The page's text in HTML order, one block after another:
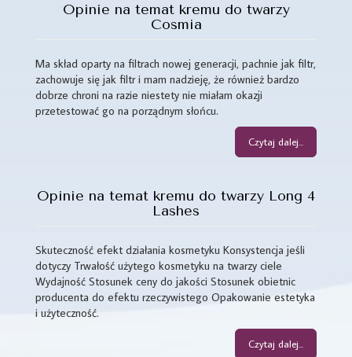
Opinie na temat kremu do twarzy
Cosmia
Ma skład oparty na filtrach nowej generacji, pachnie jak filtr,
zachowuje się jak filtr i mam nadzieję, że również bardzo
dobrze chroni na razie niestety nie miałam okazji
przetestować go na porządnym słońcu.
Czytaj dalej...
Opinie na temat kremu do twarzy Long 4
Lashes
Skuteczność efekt działania kosmetyku Konsystencja jeśli
dotyczy Trwałość użytego kosmetyku na twarzy ciele
Wydajność Stosunek ceny do jakości Stosunek obietnic
producenta do efektu rzeczywistego Opakowanie estetyka
i użyteczność.
Czytaj dalej...